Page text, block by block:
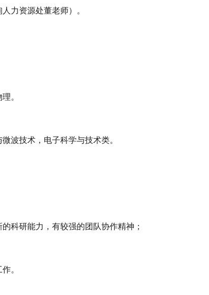
力资源处董老师）。
。
波技术，电子科学与技术类。
科研能力，有较强的团队协作精神；
。